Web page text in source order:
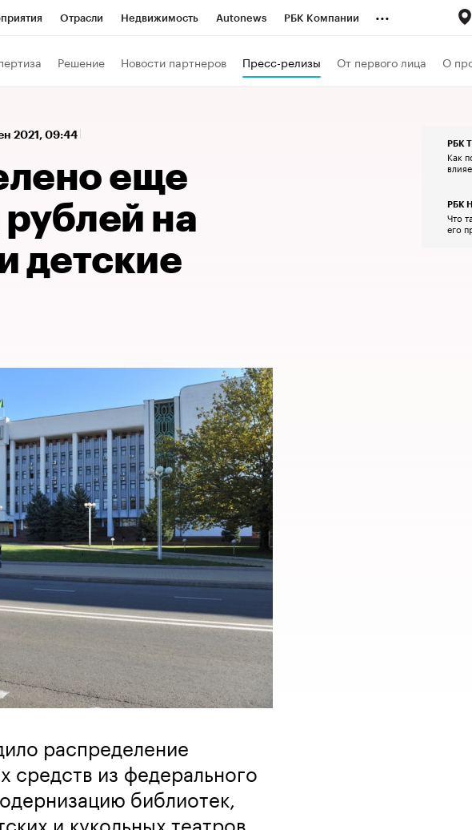
Отрасли Недвижимость Autonews РБК Компании ...
Решение Новости партнеров Пресс-релизы От первого лица О
2021, 09:44
еще
на
детские
распределение
средств из федерального
библиотек,
и кукольных театров
РБК
Как
РБК
Что
его